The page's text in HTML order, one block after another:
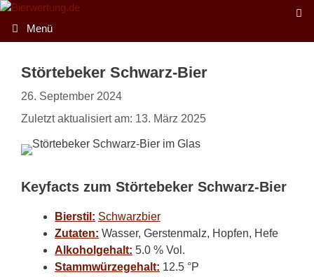
Zum
Inhalt
springen
Menü
Störtebeker Schwarz-Bier
26. September 2024
Zuletzt aktualisiert am: 13. März 2025
Keyfacts zum Störtebeker Schwarz-Bier
Bierstil: Schwarzbier
Zutaten: Wasser, Gerstenmalz, Hopfen, Hefe
Alkoholgehalt: 5.0 % Vol.
Stammwürzegehalt: 12.5 °P